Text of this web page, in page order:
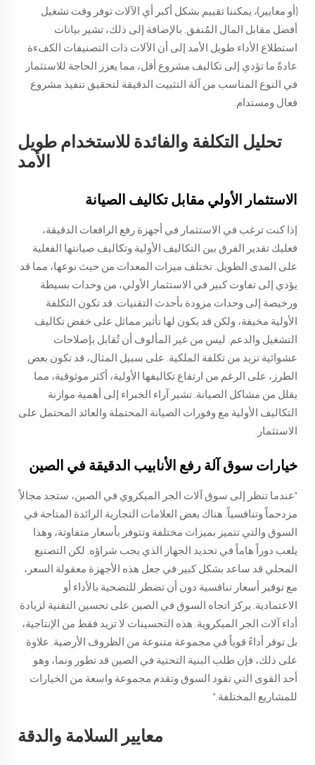
(أو معايير)، يمكننا تقييم بشكل أكبر أي الآلات توفر وقت تشغيل
أفضل مقابل المال المُنفق. بالإضافة إلى ذلك، تشير بيانات
استطلاع الأداء طويل الأمد إلى أن الآلات ذات التصنيفات الكفءة
عادةً ما تؤدي إلى تكاليف مشروع أقل، مما يعزز الحاجة للاستثمار
في النوع المناسب من آلة التثبيت الدقيقة لتحقيق تنفيذ مشروع
فعال ومستدام.
تحليل التكلفة والفائدة للاستخدام طويل
الأمد
الاستثمار الأولي مقابل تكاليف الصيانة
إذا كنت ترغب في الاستثمار في أجهزة رفع الرافعات الدقيقة،
فعليك تقدير الفرق بين التكاليف الأولية وتكاليف صيانتها الفعلية
على المدى الطويل. تختلف ميزات المعدات من حيث نوعها، مما قد
يؤدي إلى تفاوت كبير في الاستثمار الأولي، من وحدات بسيطة
ورخيصة إلى وحدات مزودة بأحدث التقنيات. قد تكون التكلفة
الأولية مخيفة، ولكن قد يكون لها تأثير مماثل على خفض تكاليف
التشغيل والدعم. ليس من غير المألوف أن تُقابل بإصلاحات
عشوائية تزيد من تكلفة الملكية. على سبيل المثال، قد تكون بعض
الطرز، على الرغم من ارتفاع تكاليفها الأولية، أكثر موثوقية، مما
يقلل من مشاكل الصيانة. تشير آراء الخبراء إلى أهمية موازنة
التكاليف الأولية مع وفورات الصيانة المحتملة والعائد المحتمل على
الاستثمار.
خيارات سوق آلة رفع الأنابيب الدقيقة في الصين
"عندما تنظر إلى سوق آلات الجر الميكروي في الصين، ستجد مجالاً
مزدحماً وتنافسياً. هناك بعض العلامات التجارية الرائدة المتاحة في
السوق والتي تتميز بميزات مختلفة وتتوفر بأسعار متفاوتة، وهذا
يلعب دوراً هاماً في تحديد الجهاز الذي يجب شراؤه. لكن التصنيع
المحلي قد ساعد بشكل كبير في جعل هذه الأجهزة معقولة السعر،
مع توفير أسعار تنافسية دون أن تضطر للتضحية بالأداء أو
الاعتمادية. يركز اتجاه السوق في الصين على تحسين التقنية لزيادة
أداء آلات الجر الميكروية. هذه التحسينات لا تزيد فقط من الإنتاجية،
بل توفر أداءً قوياً في مجموعة متنوعة من الظروف الأرضية. علاوة
على ذلك، فإن طلب البنية التحتية في الصين قد تطور ونما، وهو
أحد القوى التي تقود السوق وتقدم مجموعة واسعة من الخيارات
للمشاريع المختلفة."
معايير السلامة والدقة